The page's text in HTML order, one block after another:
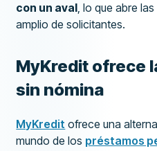
con un aval, lo que abre
amplio de solicitantes.
MyKredit ofrece
sin nómina
MyKredit ofrece una
mundo de los préstamos